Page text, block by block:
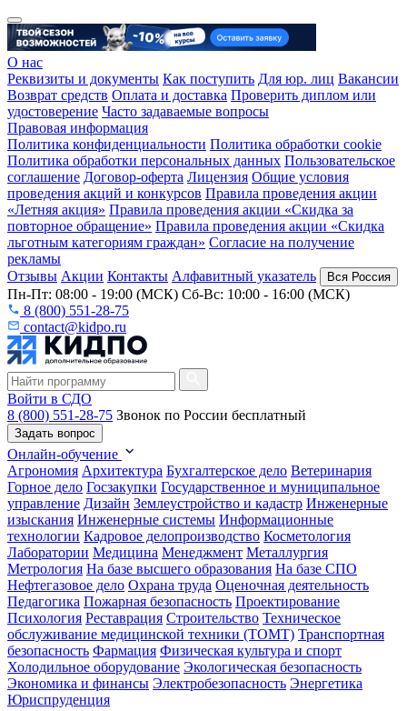
О нас
Реквизиты и документы Как поступить Для юр. лиц Вакансии
Возврат средств Оплата и доставка Проверить диплом или
удостоверение Часто задаваемые вопросы
Правовая информация
Политика конфиденциальности Политика обработки cookie
Политика обработки персональных данных Пользовательское
соглашение Договор-оферта Лицензия Общие условия
проведения акций и конкурсов Правила проведения акции
«Летняя акция» Правила проведения акции «Скидка за
повторное обращение» Правила проведения акции «Скидка
льготным категориям граждан» Согласие на получение
рекламы
Отзывы Акции Контакты Алфавитный указатель Вся Россия
Пн-Пт: 08:00 - 19:00 (МСК) Сб-Вс: 10:00 - 16:00 (МСК)
8 (800) 551-28-75
contact@kidpo.ru
Войти в СДО
8 (800) 551-28-75 Звонок по России бесплатный
Задать вопрос
Онлайн-обучение
Агрономия Архитектура Бухгалтерское дело Ветеринария
Горное дело Госзакупки Государственное и муниципальное
управление Дизайн Землеустройство и кадастр Инженерные
изыскания Инженерные системы Информационные
технологии Кадровое делопроизводство Косметология
Лаборатории Медицина Менеджмент Металлургия
Метрология На базе высшего образования На базе СПО
Нефтегазовое дело Охрана труда Оценочная деятельность
Педагогика Пожарная безопасность Проектирование
Психология Реставрация Строительство Техническое
обслуживание медицинской техники (ТОМТ) Транспортная
безопасность Фармация Физическая культура и спорт
Холодильное оборудование Экологическая безопасность
Экономика и финансы Электробезопасность Энергетика
Юриспруденция